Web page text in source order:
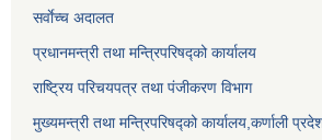
सर्वाेच्च अदालत
प्रधानमन्त्री तथा मन्त्रिपरिषद्को कार्यालय
राष्ट्रिय परिचयपत्र तथा पंजीकरण विभाग
मुख्यमन्त्री तथा मन्त्रिपरिषद्को कार्यालय,कर्णाली